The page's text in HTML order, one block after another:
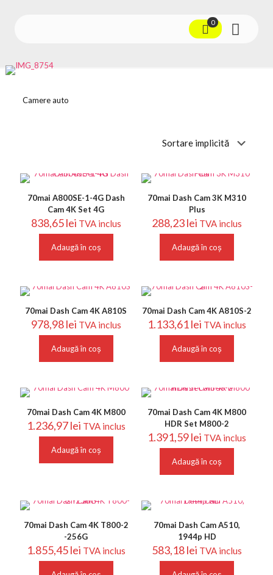
0
Camere auto
70mai A800SE-1-4G Dash
Cam 4K Set 4G
838,65lei TVA inclus
Adaugă în coș
70mai Dash Cam 3K M310
Plus
288,23lei TVA inclus
Adaugă în coș
70mai Dash Cam 4K A810S
978,98lei TVA inclus
Adaugă în coș
70mai Dash Cam 4K A810S-2
1.133,61lei TVA inclus
Adaugă în coș
70mai Dash Cam 4K M800
1.236,97lei TVA inclus
Adaugă în coș
70mai Dash Cam 4K M800
HDR Set M800-2
1.391,59lei TVA inclus
Adaugă în coș
70mai Dash Cam 4K T800-2
-256G
1.855,45lei TVA inclus
70mai Dash Cam A510,
1944p HD
583,18lei TVA inclus